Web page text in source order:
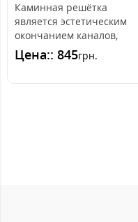
Каминная решётка
является эстетическим
окончанием каналов,
распределяющих горячий
воздух из камина. ..
Цена:: 845грн.